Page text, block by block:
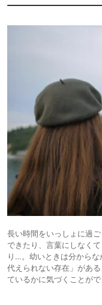
長い時間をいっしょに過
できたり、言葉にしなく
り…。幼いときは分から
代えられない存在」があ
ているかに気づくことがで